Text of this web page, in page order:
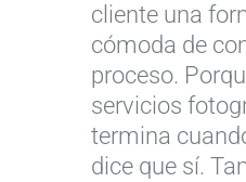
cliente una
cómoda de
proceso.
servicios
termina
dice que sí.